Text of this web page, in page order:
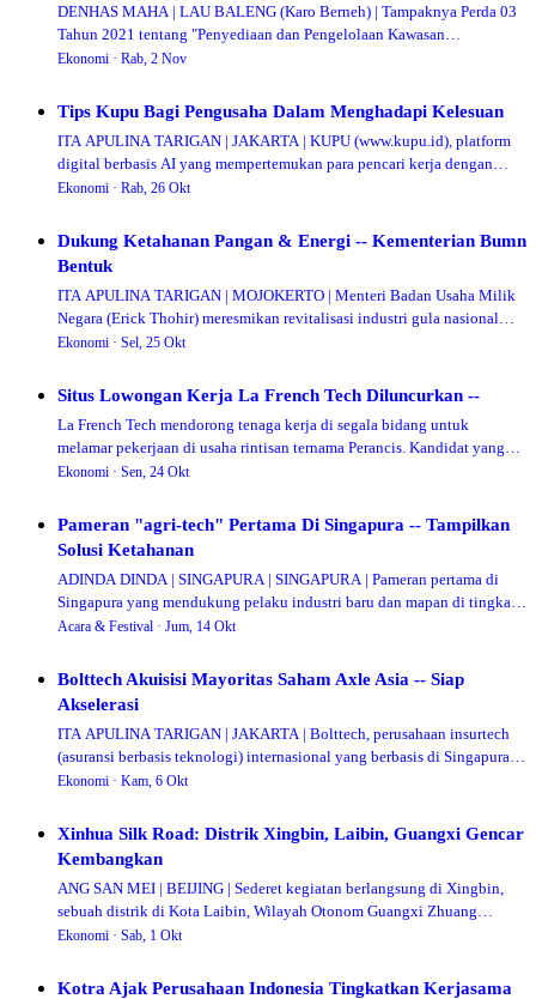
DENHAS MAHA | LAU BALENG (Karo Berneh) | Tampaknya Perda 03
Tahun 2021 tentang "Penyediaan dan Pengelolaan Kawasan
Pengembalaaan Umum" segera akan diterapkan…
Ekonomi · Rab, 2 Nov
Tips Kupu Bagi Pengusaha Dalam Menghadapi Kelesuan
ITA APULINA TARIGAN | JAKARTA | KUPU (www.kupu.id), platform
digital berbasis AI yang mempertemukan para pencari kerja dengan
pemberi kerja melalui profil be…
Ekonomi · Rab, 26 Okt
Dukung Ketahanan Pangan & Energi -- Kementerian Bumn
Bentuk
ITA APULINA TARIGAN | MOJOKERTO | Menteri Badan Usaha Milik
Negara (Erick Thohir) meresmikan revitalisasi industri gula nasional
untuk mendukung ketahanan pa…
Ekonomi · Sel, 25 Okt
Situs Lowongan Kerja La French Tech Diluncurkan --
La French Tech mendorong tenaga kerja di segala bidang untuk
melamar pekerjaan di usaha rintisan ternama Perancis. Kandidat yang
berhasil mendapatkan pekerja…
Ekonomi · Sen, 24 Okt
Pameran "agri-tech" Pertama Di Singapura -- Tampilkan
Solusi Ketahanan
ADINDA DINDA | SINGAPURA | SINGAPURA | Pameran pertama di
Singapura yang mendukung pelaku industri baru dan mapan di tingkat
regional untuk meluncurkan, mema…
Acara & Festival · Jum, 14 Okt
Bolttech Akuisisi Mayoritas Saham Axle Asia -- Siap
Akselerasi
ITA APULINA TARIGAN | JAKARTA | Bolttech, perusahaan insurtech
(asuransi berbasis teknologi) internasional yang berbasis di Singapura,
pada hari ini telah um…
Ekonomi · Kam, 6 Okt
Xinhua Silk Road: Distrik Xingbin, Laibin, Guangxi Gencar
Kembangkan
ANG SAN MEI | BEIJING | Sederet kegiatan berlangsung di Xingbin,
sebuah distrik di Kota Laibin, Wilayah Otonom Guangxi Zhuang
(Tiongkok Selatan) dalam rangka…
Ekonomi · Sab, 1 Okt
Kotra Ajak Perusahaan Indonesia Tingkatkan Kerjasama